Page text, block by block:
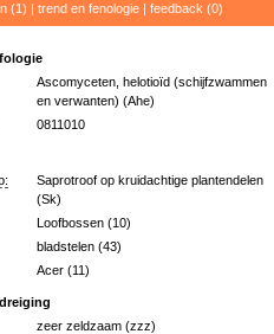
(1) | trend en fenologie| feedback (0)
Ascomyceten, helotioïd (schijfzwammen
en verwanten) (Ahe)
0811010
Saprotroof op kruidachtige plantendelen
(Sk)
Loofbossen (10)
bladstelen (43)
Acer (11)
zeer zeldzaam (zzz)